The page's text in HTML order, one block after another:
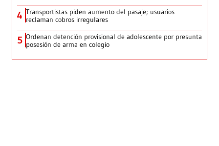
4 Transportistas piden aumento del pasaje; usuarios
reclaman cobros irregulares
5 Ordenan detención provisional de adolescente por presunta
posesión de arma en colegio